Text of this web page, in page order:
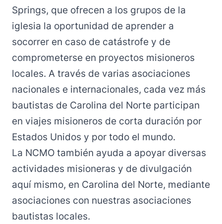
Springs, que ofrecen a los grupos de la
iglesia la oportunidad de aprender a
socorrer en caso de catástrofe y de
comprometerse en proyectos misioneros
locales. A través de varias asociaciones
nacionales e internacionales, cada vez más
bautistas de Carolina del Norte participan
en viajes misioneros de corta duración por
Estados Unidos y por todo el mundo.
La NCMO también ayuda a apoyar diversas
actividades misioneras y de divulgación
aquí mismo, en Carolina del Norte, mediante
asociaciones con nuestras asociaciones
bautistas locales.